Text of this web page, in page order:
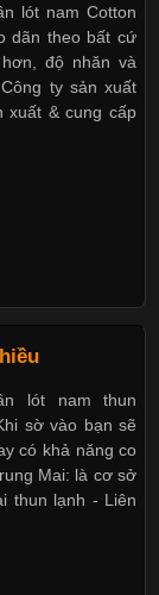
trở thành một
thời trang
với môi trường.
ngày, loại vải
dụng rộng rãi
mềm mại và
đến đồ lót nam,
trình sản xuất.
lót nam Cotton
dãn theo bất cứ
độ nhăn và
ty sản xuất
xuất & cung cấp
lót nam thun
sờ vào bạn sẽ
có khả năng co
Mai: là cơ sở
thun lạnh - Liên